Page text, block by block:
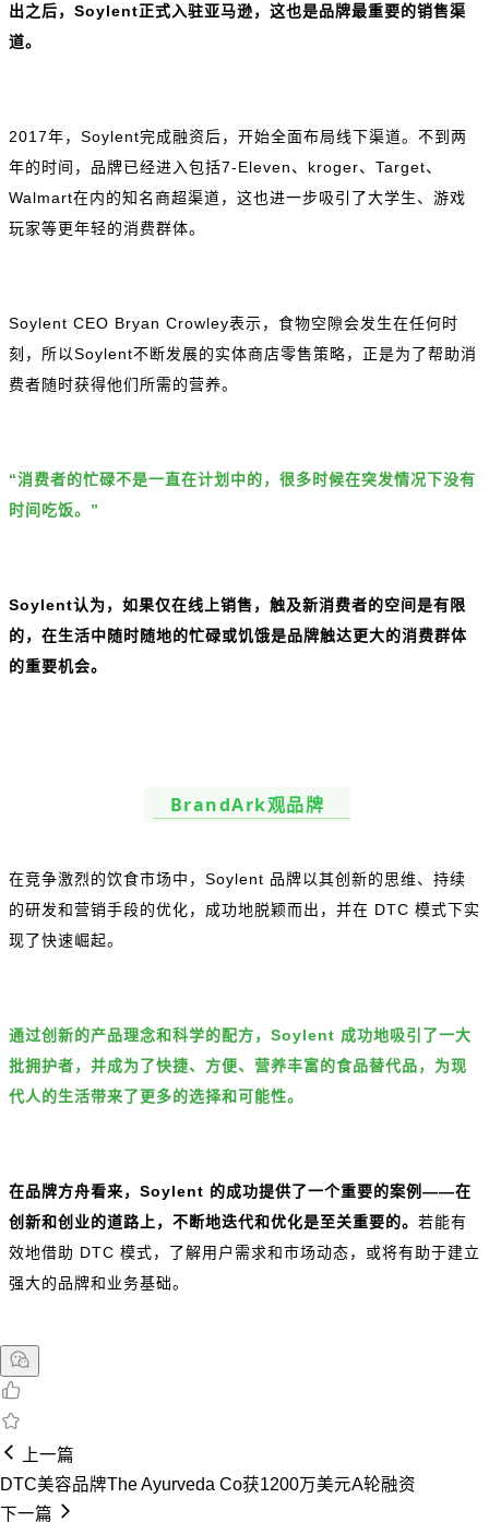
出之后，Soylent正式入驻亚马逊，这也是品牌最重要的销售渠
道。
2017年，Soylent完成融资后，开始全面布局线下渠道。不到两
年的时间，品牌已经进入包括7-Eleven、kroger、Target、
Walmart在内的知名商超渠道，这也进一步吸引了大学生、游戏
玩家等更年轻的消费群体。
Soylent CEO Bryan Crowley表示，食物空隙会发生在任何时
刻，所以Soylent不断发展的实体商店零售策略，正是为了帮助消
费者随时获得他们所需的营养。
“消费者的忙碌不是一直在计划中的，很多时候在突发情况下没有
时间吃饭。”
Soylent认为，如果仅在线上销售，触及新消费者的空间是有限
的，在生活中随时随地的忙碌或饥饿是品牌触达更大的消费群体
的重要机会。
BrandArk观品牌
在竞争激烈的饮食市场中，Soylent 品牌以其创新的思维、持续
的研发和营销手段的优化，成功地脱颖而出，并在 DTC 模式下实
现了快速崛起。
通过创新的产品理念和科学的配方，Soylent 成功地吸引了一大
批拥护者，并成为了快捷、方便、营养丰富的食品替代品，为现
代人的生活带来了更多的选择和可能性。
在品牌方舟看来，Soylent 的成功提供了一个重要的案例——在
创新和创业的道路上，不断地迭代和优化是至关重要的。 若能有
效地借助 DTC 模式，了解用户需求和市场动态，或将有助于建立
强大的品牌和业务基础。
上一篇
DTC美容品牌The Ayurveda Co获1200万美元A轮融资
下一篇